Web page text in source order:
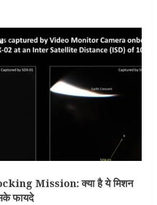
Mission: क्या है ये मिशन
फायदे